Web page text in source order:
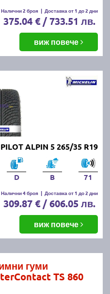
Налични 2 броя | Доставка от 1 до 2 дни
375.04 € / 733.51 лв.
виж повече
ALPIN 5 265/35 R19
D B 71
Налични 4 броя | Доставка от 1 до 2 дни
309.87 € / 606.05 лв.
виж повече
гуми
TS 860